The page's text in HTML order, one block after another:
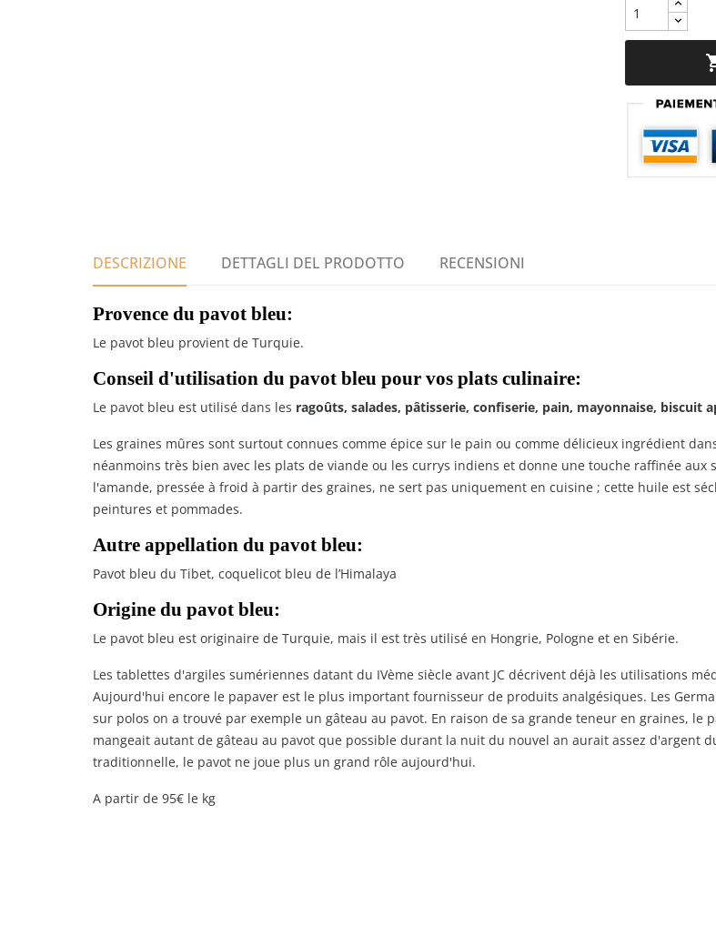
DESCRIZIONE DETTAGLI DEL PRODOTTO RECENSIONI
Provence du pavot bleu:
Le pavot bleu provient de Turquie.
Conseil d'utilisation du pavot bleu pour vos plats culinaire:
Le pavot bleu est utilisé dans les ragoûts, salades, pâtisserie, confiserie, pain, mayonnaise, biscuit
Les graines mûres sont surtout connues comme épice sur le pain ou comme délicieux ingrédient
néanmoins très bien avec les plats de viande ou les currys indiens et donne une touche raffinée
l'amande, pressée à froid à partir des graines, ne sert pas uniquement en cuisine ; cette huile est
peintures et pommades.
Autre appellation du pavot bleu:
Pavot bleu du Tibet, coquelicot bleu de l’Himalaya
Origine du pavot bleu:
Le pavot bleu est originaire de Turquie, mais il est très utilisé en Hongrie, Pologne et en Sibérie.
Les tablettes d'argiles sumériennes datant du IVème siècle avant JC décrivent déjà les utilisations
Aujourd'hui encore le papaver est le plus important fournisseur de produits analgésiques. Les
sur polos on a trouvé par exemple un gâteau au pavot. En raison de sa grande teneur en graines,
mangeait autant de gâteau au pavot que possible durant la nuit du nouvel an aurait assez d'argent
traditionnelle, le pavot ne joue plus un grand rôle aujourd'hui.
A partir de 95€ le kg